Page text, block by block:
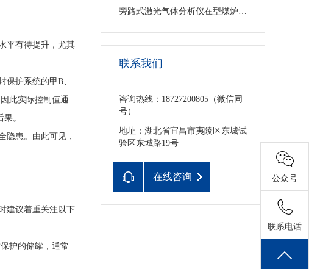
平有待提升，尤其
护系统的甲B、
此实际控制值通
。
隐患。由此可见，
建议着重关注以下
护的储罐，通常
旁路式激光气体分析仪在型煤炉制气半水煤气氧含量分析中的使用效果如何呢？
联系我们
咨询热线：18727200805（微信同
号）
地址：湖北省宜昌市夷陵区东城试
验区东城路19号
在线咨询 公众号
联系电话